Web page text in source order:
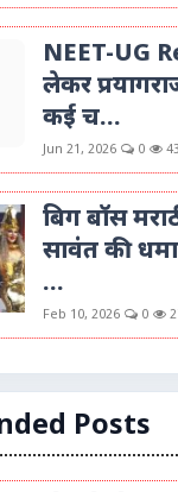
NEET-UG
लेकर
कई च...
Jun 21, 2026 0 43
बिग बॉस
सावंत की
...
Feb 10, 2026 0
Posts